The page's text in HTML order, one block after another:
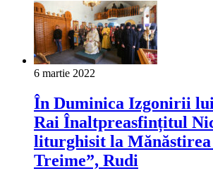
6 martie 2022
În Duminica Izgonirii
Rai Înaltpreasfințitul
liturghisit la Mănăstirea
Treime”, Rudi